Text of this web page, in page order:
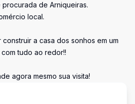
de Arniqueiras.
local.
a casa dos sonhos em um
tudo ao redor!!
agora mesmo sua visita!